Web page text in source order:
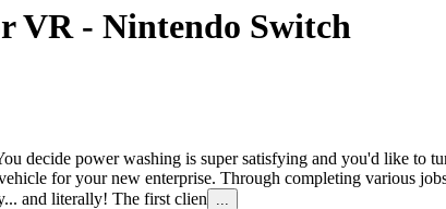
VR - Nintendo Switch
decide power washing is super satisfying and you'd like
for your new enterprise. Through completing various
and literally! The first clien